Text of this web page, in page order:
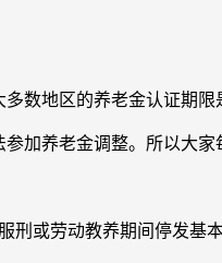
数地区的养老金认证期限
加养老金调整。所以大
或劳动教养期间停发基